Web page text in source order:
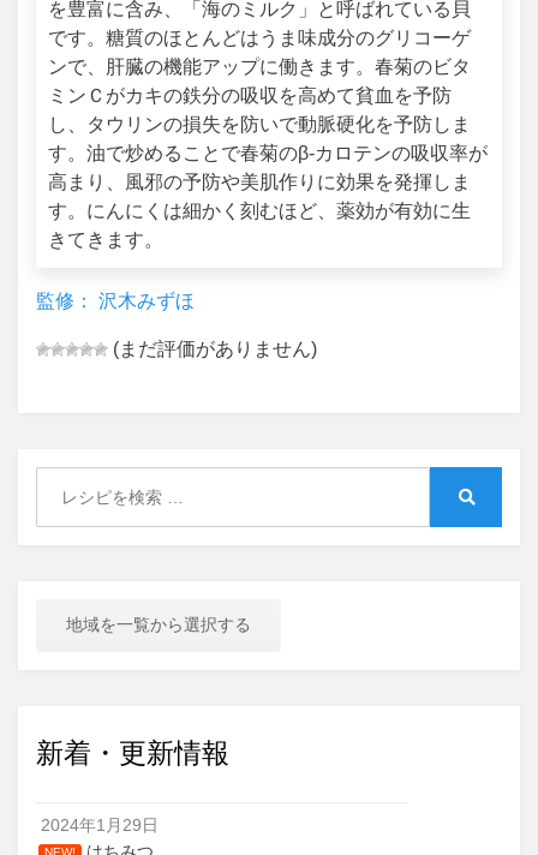
を豊富に含み、「海のミルク」と呼ばれている貝
です。糖質のほとんどはうま味成分のグリコーゲ
ンで、肝臓の機能アップに働きます。春菊のビタ
ミンＣがカキの鉄分の吸収を高めて貧血を予防
し、タウリンの損失を防いで動脈硬化を予防しま
す。油で炒めることで春菊のβ‐カロテンの吸収率が
高まり、風邪の予防や美肌作りに効果を発揮しま
す。にんにくは細かく刻むほど、薬効が有効に生
きてきます。
監修： 沢木みずほ
(まだ評価がありません)
地域を一覧から選択する
新着・更新情報
2024年1月29日
NEW! はちみつ